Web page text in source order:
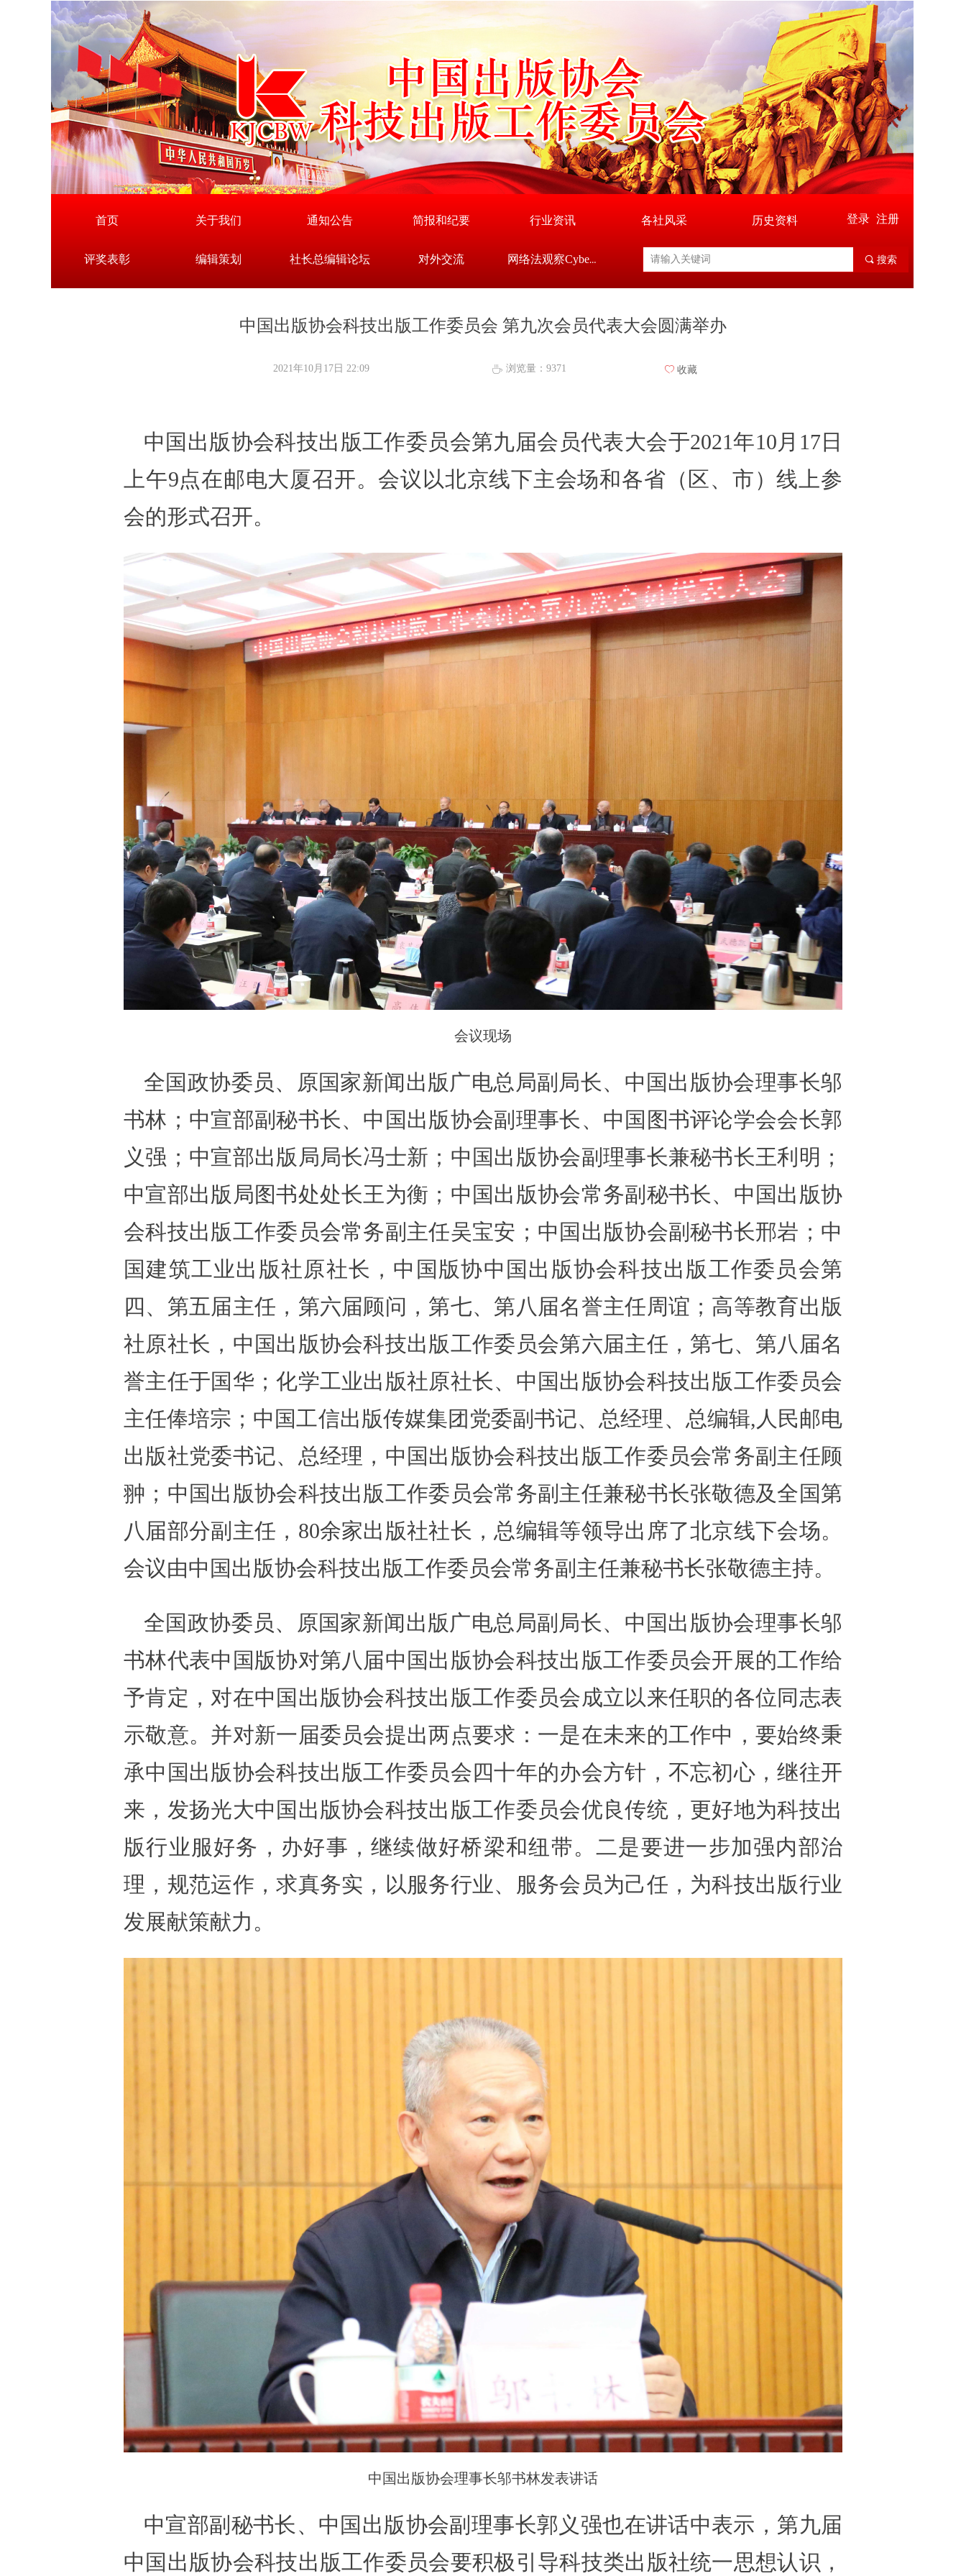
首页 关于我们 通知公告 简报和纪要 行业资讯 各社风采 历史资料
评奖表彰 编辑策划 社长总编辑论坛 对外交流 网络法观察Cyberlaw Lens 끠 搜索
登录 注册
中国出版协会科技出版工作委员会 第九次会员代表大会圆满举办
中国出版协会科技出版工作委员会第九届会员代表大会于2021年10月17日
上午9点在邮电大厦召开。会议以北京线下主会场和各省（区、市）线上参
会的形式召开。
会议现场
全国政协委员、原国家新闻出版广电总局副局长、中国出版协会理事长邬
书林；中宣部副秘书长、中国出版协会副理事长、中国图书评论学会会长郭
义强；中宣部出版局局长冯士新；中国出版协会副理事长兼秘书长王利明；
中宣部出版局图书处处长王为衡；中国出版协会常务副秘书长、中国出版协
会科技出版工作委员会常务副主任吴宝安；中国出版协会副秘书长邢岩；中
国建筑工业出版社原社长，中国版协中国出版协会科技出版工作委员会第
四、第五届主任，第六届顾问，第七、第八届名誉主任周谊；高等教育出版
社原社长，中国出版协会科技出版工作委员会第六届主任，第七、第八届名
誉主任于国华；化学工业出版社原社长、中国出版协会科技出版工作委员会
主任俸培宗；中国工信出版传媒集团党委副书记、总经理、总编辑,人民邮电
出版社党委书记、总经理，中国出版协会科技出版工作委员会常务副主任顾
翀；中国出版协会科技出版工作委员会常务副主任兼秘书长张敬德及全国第
八届部分副主任，80余家出版社社长，总编辑等领导出席了北京线下会场。
会议由中国出版协会科技出版工作委员会常务副主任兼秘书长张敬德主持。
全国政协委员、原国家新闻出版广电总局副局长、中国出版协会理事长邬
书林代表中国版协对第八届中国出版协会科技出版工作委员会开展的工作给
予肯定，对在中国出版协会科技出版工作委员会成立以来任职的各位同志表
示敬意。并对新一届委员会提出两点要求：一是在未来的工作中，要始终秉
承中国出版协会科技出版工作委员会四十年的办会方针，不忘初心，继往开
来，发扬光大中国出版协会科技出版工作委员会优良传统，更好地为科技出
版行业服好务，办好事，继续做好桥梁和纽带。二是要进一步加强内部治
理，规范运作，求真务实，以服务行业、服务会员为己任，为科技出版行业
发展献策献力。
中国出版协会理事长邬书林发表讲话
中宣部副秘书长、中国出版协会副理事长郭义强也在讲话中表示，第九届
中国出版协会科技出版工作委员会要积极引导科技类出版社统一思想认识，
2021年10月17日 22:09 ꄘ 浏览量： 9371 ꄀ 收藏